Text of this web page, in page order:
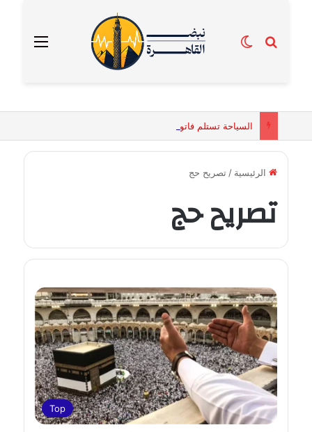
القائمة بحث عنالوضع المظلم
الرئيسية / تصريح حج
تصريح حج
Top